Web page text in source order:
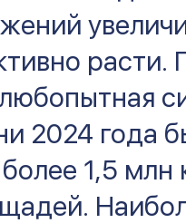
расти.
2024 года
1,5 млн